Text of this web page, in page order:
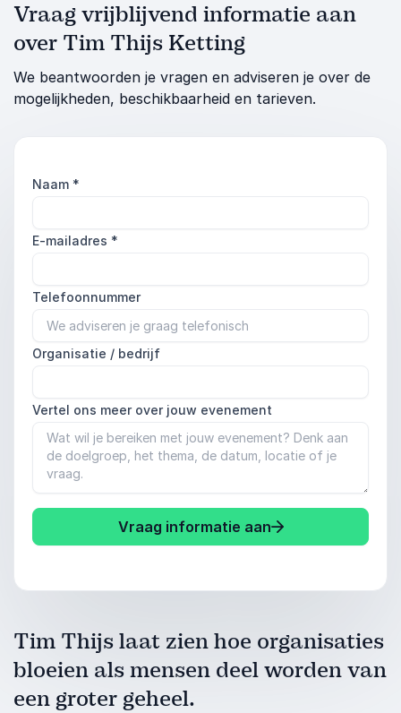
Vraag vrijblijvend informatie aan
over Tim Thijs Ketting
We beantwoorden je vragen en adviseren je over de
mogelijkheden, beschikbaarheid en tarieven.
Naam *
E-mailadres *
Telefoonnummer
Organisatie / bedrijf
Vertel ons meer over jouw evenement
Vraag informatie aan
Tim Thijs laat zien hoe organisaties
bloeien als mensen deel worden van
een groter geheel.